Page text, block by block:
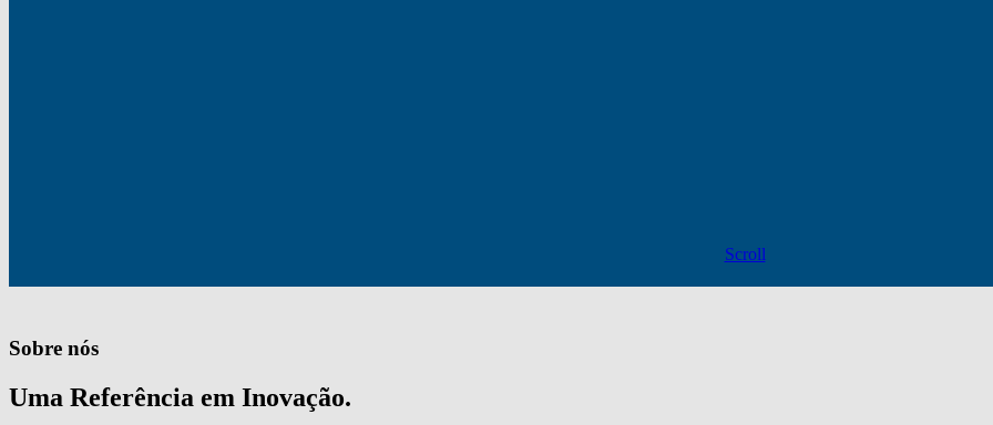
Scroll
Sobre nós
Uma Referência em Inovação.